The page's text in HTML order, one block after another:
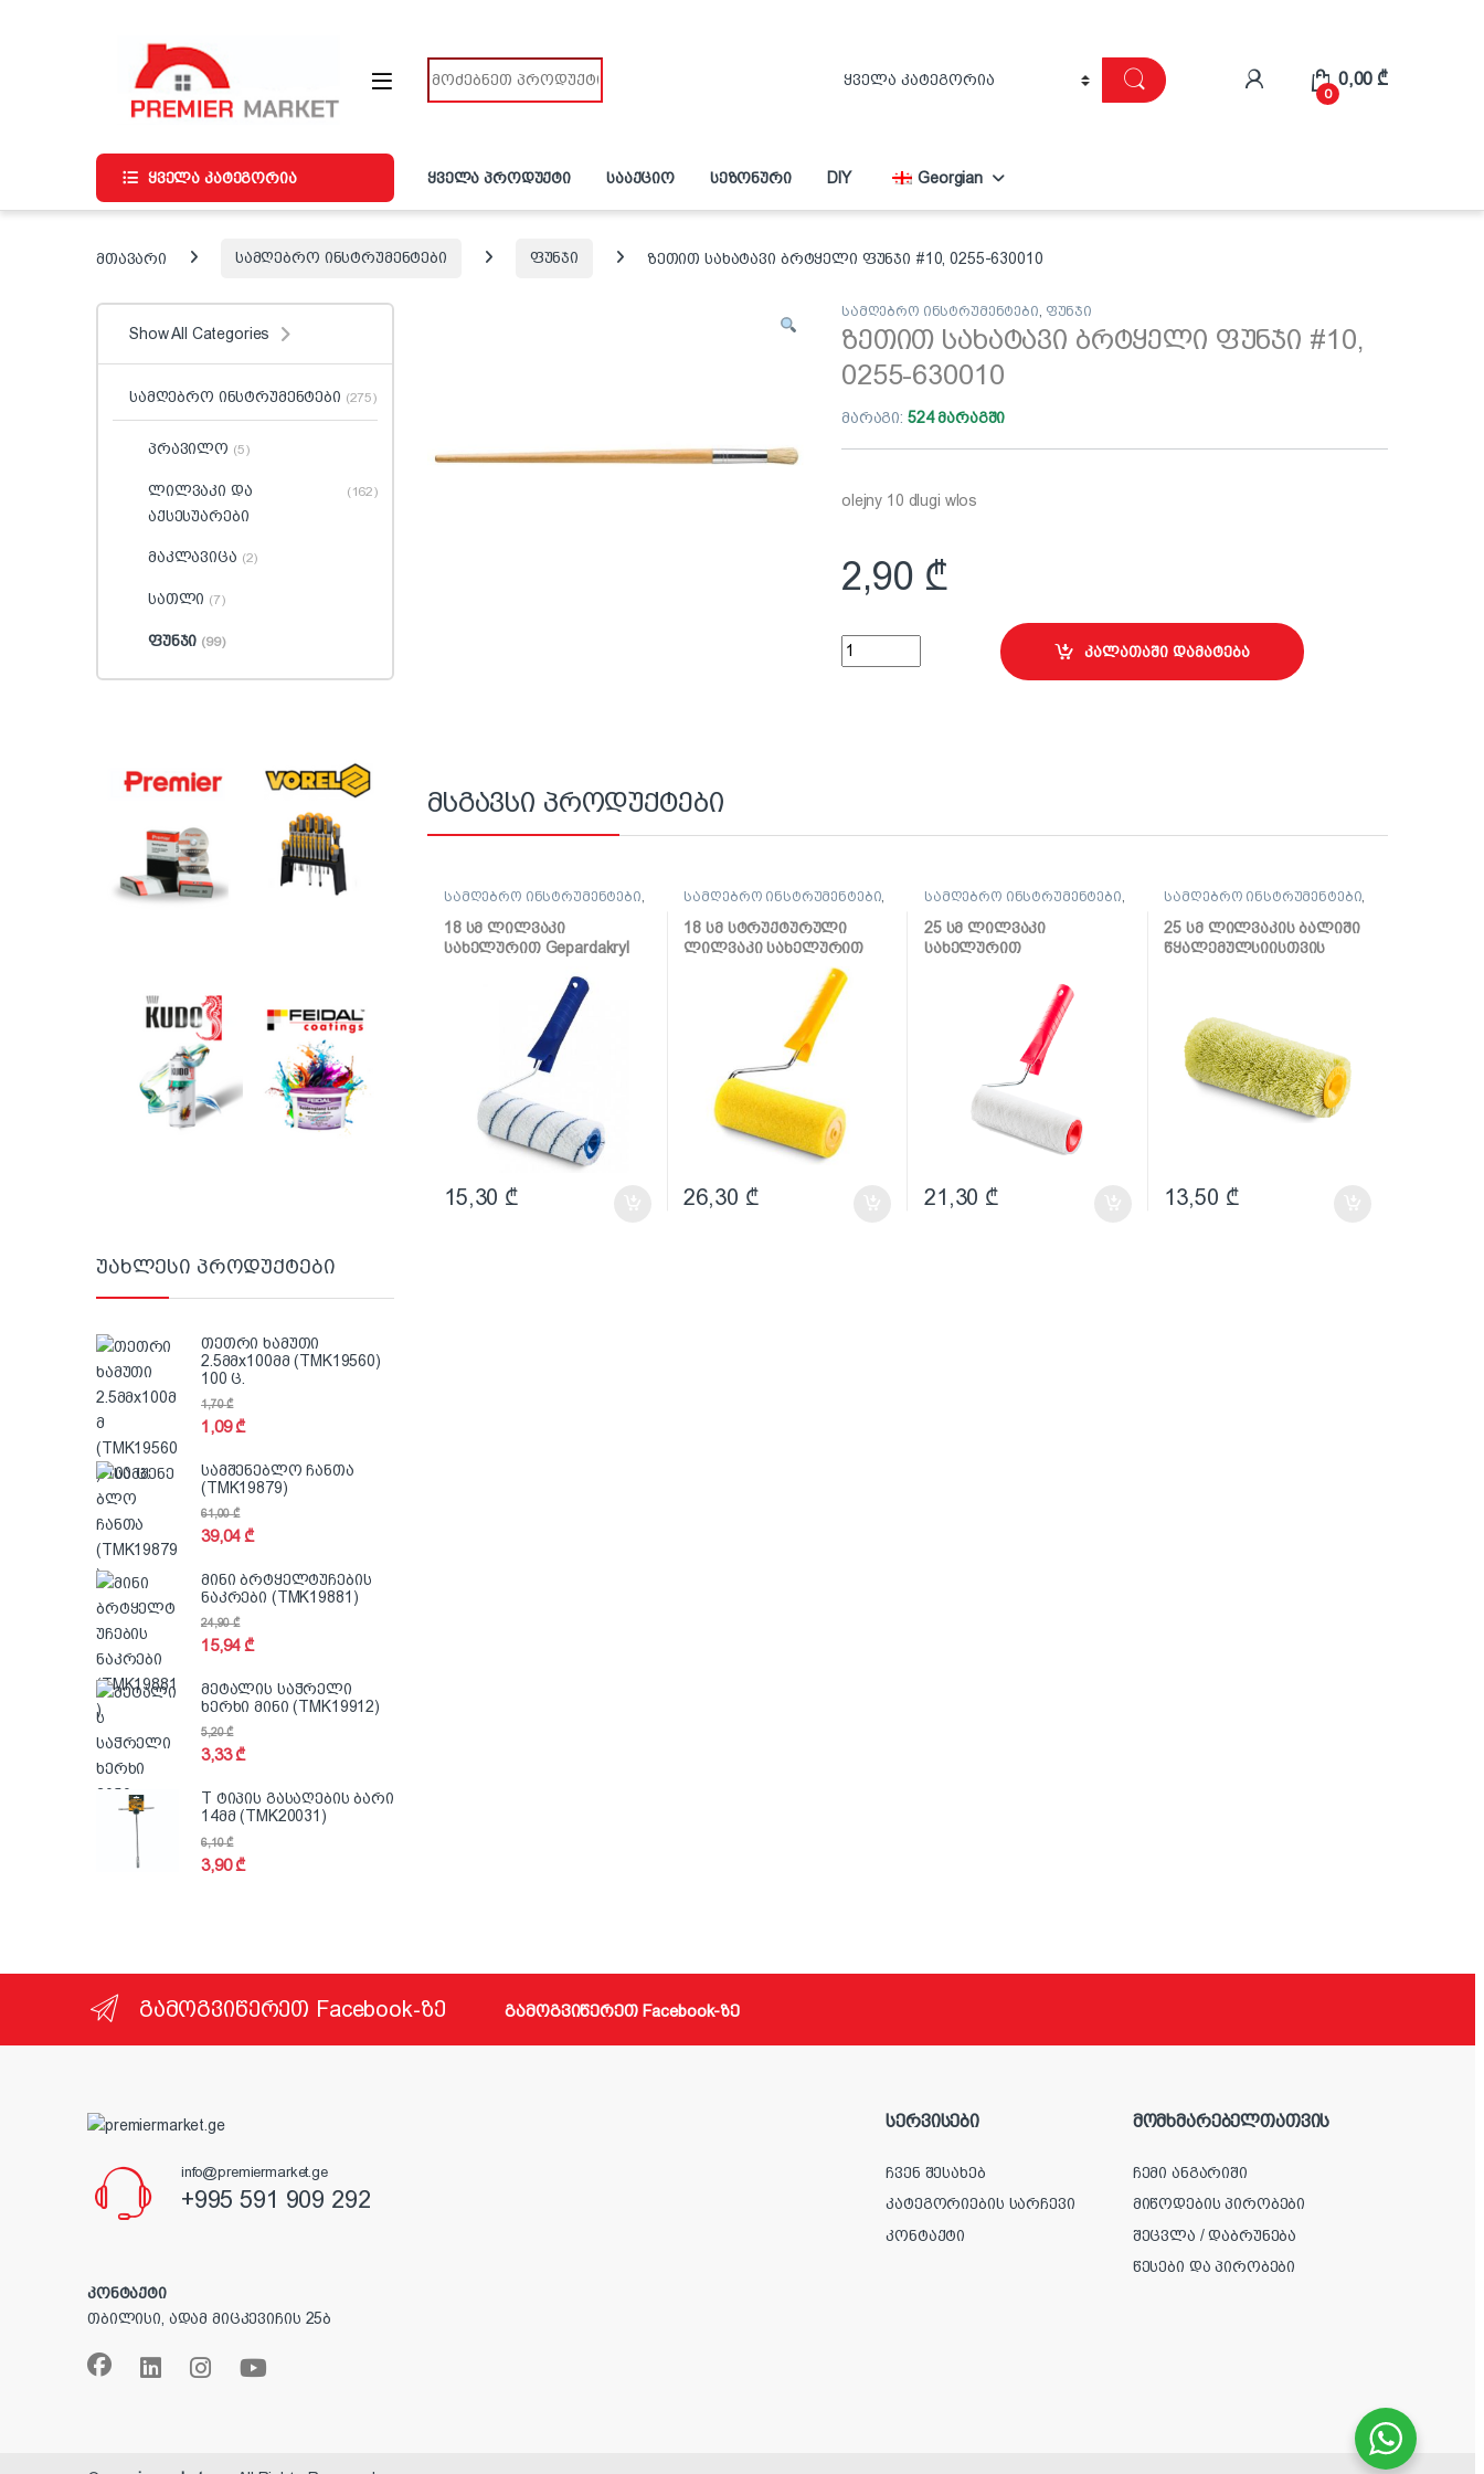
0
0,00 ₾
ყველა კატეგორია ყველა პროდუქტი სააქციო სეზონური DIY Georgian
მთავარი სამღებრო ინსტრუმენტები ფუნჯი ზეთით სახატავი ბრტყელი ფუნჯი #10, 0255-630010
სამღებრო ინსტრუმენტები, ფუნჯი
ზეთით სახატავი ბრტყელი ფუნჯი #10,
0255-630010
მარაგი: 524 მარაგში
olejny 10 dlugi wlos
2,90 ₾
ზეთით სახატავი ბრტყელი ფუნჯი #10, 0255-630010 quantity
კალათაში დამატება
მსგავსი პროდუქტები
სამღებრო ინსტრუმენტები,
18 სმ ლილვაკი
სახელურით Gepardakryl
15,30 ₾
სამღებრო ინსტრუმენტები,
18 სმ სტრუქტურული
ლილვაკი სახელურით
26,30 ₾
სამღებრო ინსტრუმენტები,
25 სმ ლილვაკი
სახელურით
21,30 ₾
სამღებრო ინსტრუმენტები,
25 სმ ლილვაკის ბალიში
წყალემულსიისთვის
13,50 ₾
Show All Categories
სამღებრო ინსტრუმენტები (275)
პრავილო (5)
ლილვაკი და
აქსესუარები
(162)
მაკლავიცა (2)
სათლი (7)
ფუნჯი (99)
უახლესი პროდუქტები
თეთრი ხამუთი
2.5მმx100მმ (TMK19560)
100 ც.
1,09₾
1,70₾
სამშენებლო ჩანთა
(TMK19879)
39,04 ₾
61,00₾
მინი ბრტყელტუჩების
ნაკრები (TMK19881)
15,94 ₾
24,90₾
მეტალის საჭრელი
ხერხი მინი (TMK19912)
3,33₾
5,20₾
T ტიპის გასაღების ბარი
14მმ (TMK20031)
3,90₾
6,10₾
გამოგვიწერეთ Facebook-ზე გამოგვიწერეთ Facebook-ზე
info@premiermarket.ge
+995 591 909 292
კონტაქტი
თბილისი, ადამ მიცკევიჩის 25ბ
სერვისები
ჩვენ შესახებ
კატეგორიების სარჩევი
კონტაქტი
მომხმარებელთათვის
ჩემი ანგარიში
მიწოდების პირობები
შეცვლა / დაბრუნება
წესები და პირობები